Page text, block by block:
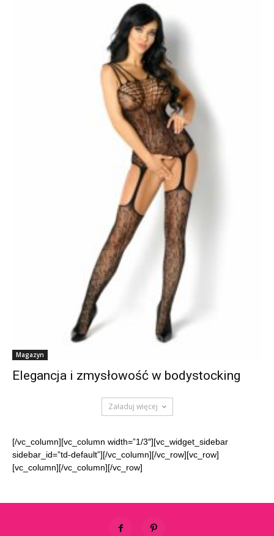
Magazyn
Elegancja i zmysłowość w bodystocking
Załaduj więcej
[/vc_column][vc_column width=”1/3″][vc_widget_sidebar
sidebar_id=”td-default”][/vc_column][/vc_row][vc_row]
[vc_column][/vc_column][/vc_row]